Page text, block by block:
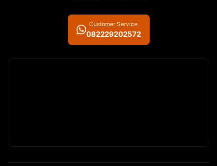
Customer Service
082229202572